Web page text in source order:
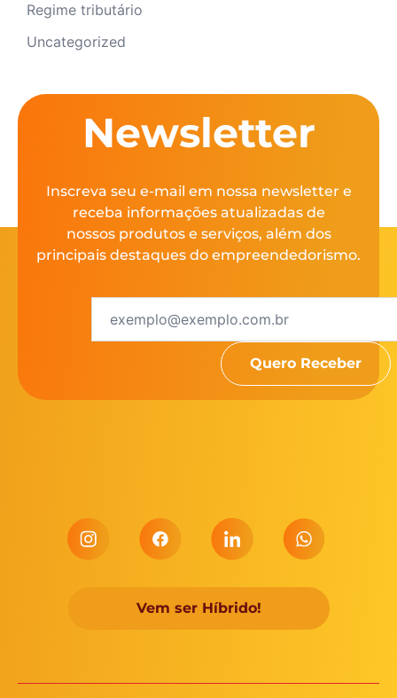
Regime tributário
Uncategorized
Newsletter
Inscreva seu e-mail em nossa newsletter e
receba informações atualizadas de
nossos produtos e serviços, além dos
principais destaques do empreendedorismo.
Vem ser Híbrido!